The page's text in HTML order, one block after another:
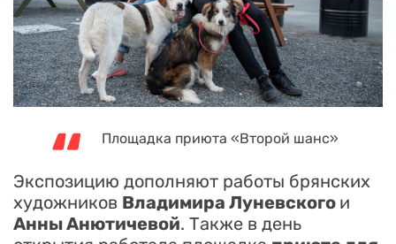
Площадка приюта «Второй шанс»
Экспозицию дополняют работы брянских
художников Владимира Луневского и
Анны Анютичевой. Также в день